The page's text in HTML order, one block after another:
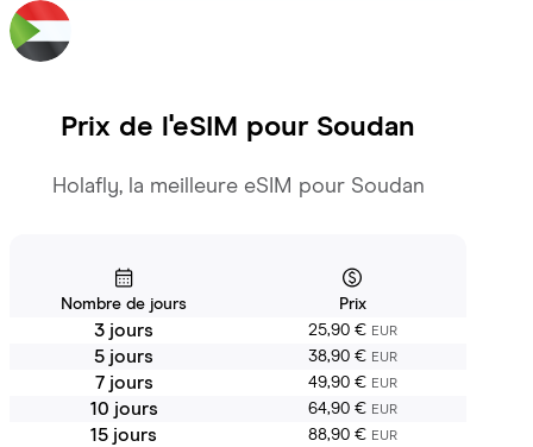
Prix de l'eSIM pour Soudan
Holafly, la meilleure eSIM pour Soudan
Nombre de jours Prix
3 jours 25,90 € EUR
5 jours 38,90 € EUR
7 jours 49,90 € EUR
10 jours 64,90 € EUR
15 jours 88,90 € EUR